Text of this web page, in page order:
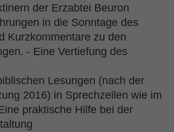
der Erzabtei Beuron
in die Sonntage des
Kurzkommentare zu den
- Eine Vertiefung des
Lesungen (nach der
2016) in Sprechzeilen wie im
praktische Hilfe bei der